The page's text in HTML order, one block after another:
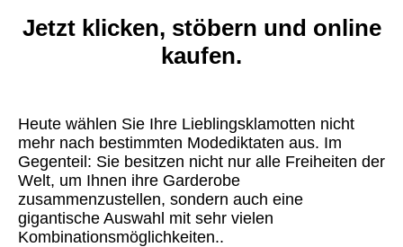
Jetzt klicken, stöbern und online
kaufen.
Heute wählen Sie Ihre Lieblingsklamotten nicht
mehr nach bestimmten Modediktaten aus. Im
Gegenteil: Sie besitzen nicht nur alle Freiheiten der
Welt, um Ihnen ihre Garderobe
zusammenzustellen, sondern auch eine
gigantische Auswahl mit sehr vielen
Kombinationsmöglichkeiten..